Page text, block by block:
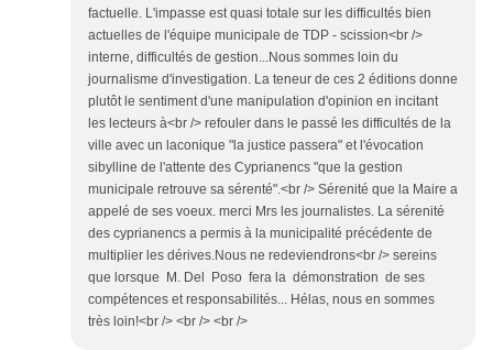
factuelle. L'impasse est quasi totale sur les difficultés bien
actuelles de l'équipe municipale de TDP - scission<br />
interne, difficultés de gestion...Nous sommes loin du
journalisme d'investigation. La teneur de ces 2 éditions donne
plutôt le sentiment d'une manipulation d'opinion en incitant
les lecteurs à<br /> refouler dans le passé les difficultés de la
ville avec un laconique "la justice passera" et l'évocation
sibylline de l'attente des Cyprianencs "que la gestion
municipale retrouve sa sérenté".<br /> Sérenité que la Maire a
appelé de ses voeux. merci Mrs les journalistes. La sérenité
des cyprianencs a permis à la municipalité précédente de
multiplier les dérives.Nous ne redeviendrons<br /> sereins
que lorsque M. Del Poso fera la démonstration de ses
compétences et responsabilités... Hélas, nous en sommes
très loin!<br /> <br /> <br />